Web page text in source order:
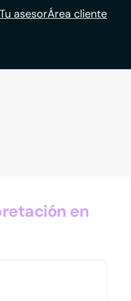
Tu asesorÁrea cliente
en